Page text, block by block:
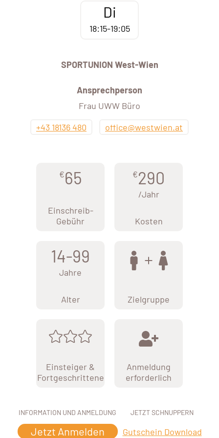
Di
18:15-19:05
SPORTUNION West-Wien
Ansprechperson
Frau UWW Büro
+43 18136 480
office@westwien.at
€65
Einschreib-
Gebühr
€290
/Jahr
Kosten
14-99
Jahre
Alter Zielgruppe
Einsteiger &
Fortgeschrittene
Anmeldung
erforderlich
INFORMATION UND ANMELDUNG
Jetzt Anmelden
JETZT SCHNUPPERN
Gutschein Download